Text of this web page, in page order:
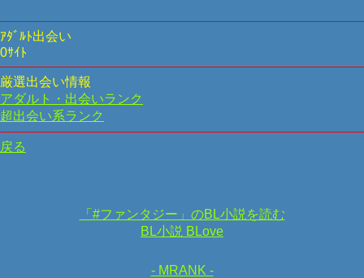
ｱﾀﾞﾙﾄ出会い
0ｻｲﾄ
厳選出会い情報
アダルト・出会いランク
超出会い系ランク
戻る
「#ファンタジー」のBL小説を読む
BL小説 BLove
- MRANK -